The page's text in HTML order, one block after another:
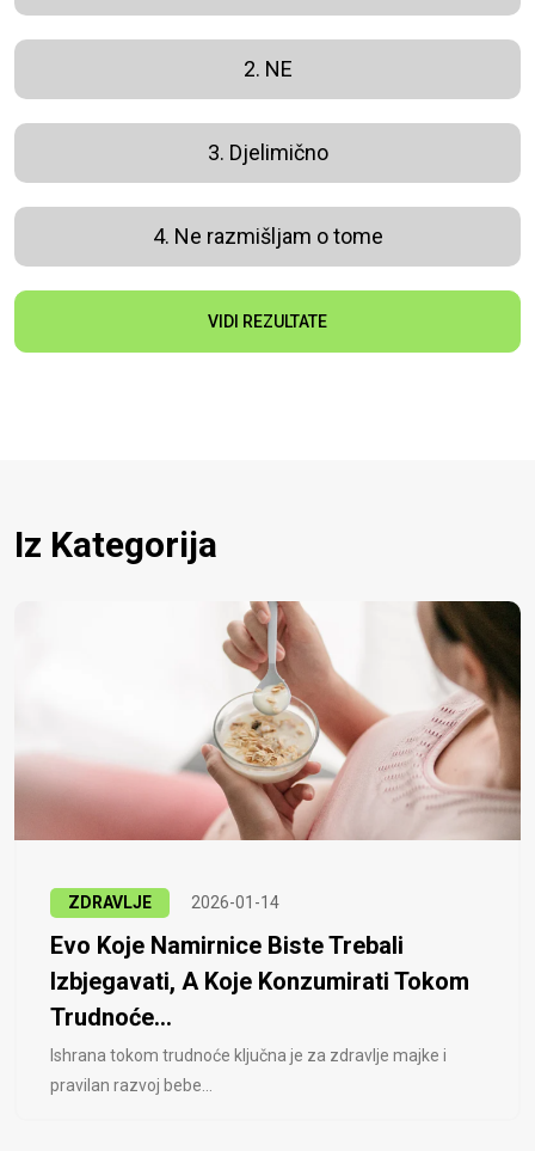
2. NE
3. Djelimično
4. Ne razmišljam o tome
VIDI REZULTATE
Iz Kategorija
ZDRAVLJE 2026-01-14
Evo Koje Namirnice Biste Trebali
Izbjegavati, A Koje Konzumirati Tokom
Trudnoće...
Ishrana tokom trudnoće ključna je za zdravlje majke i
pravilan razvoj bebe...